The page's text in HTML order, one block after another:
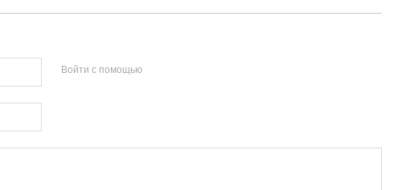
Войти с помощью